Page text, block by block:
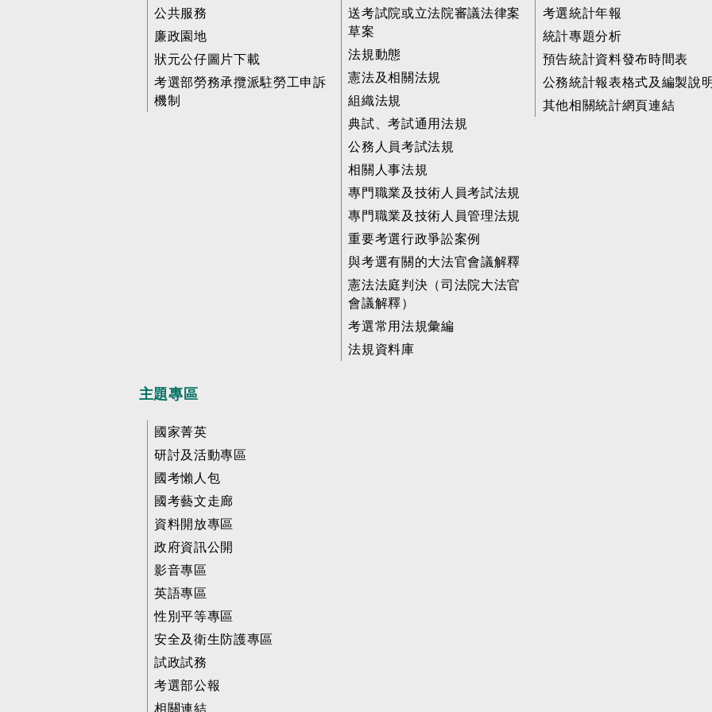
公共服務
廉政園地
狀元公仔圖片下載
考選部勞務承攬派駐勞工申訴
機制
送考試院或立法院審議法律案
草案
法規動態
憲法及相關法規
組織法規
典試、考試通用法規
公務人員考試法規
相關人事法規
專門職業及技術人員考試法規
專門職業及技術人員管理法規
重要考選行政爭訟案例
與考選有關的大法官會議解釋
憲法法庭判決（司法院大法官
會議解釋）
考選常用法規彙編
法規資料庫
考選統計年報
統計專題分析
預告統計資料發布時間表
公務統計報表格式及編製說
其他相關統計網頁連結
主題專區
國家菁英
研討及活動專區
國考懶人包
國考藝文走廊
資料開放專區
政府資訊公開
影音專區
英語專區
性別平等專區
安全及衛生防護專區
試政試務
考選部公報
相關連結